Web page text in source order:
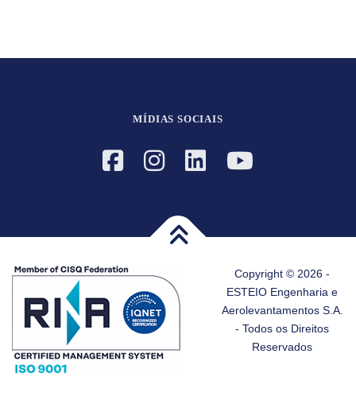
MÍDIAS SOCIAIS
Copyright © 2026 -
ESTEIO Engenharia e
Aerolevantamentos S.A.
- Todos os Direitos
Reservados